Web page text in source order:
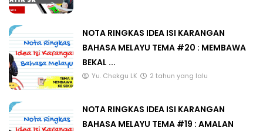
NOTA RINGKAS IDEA ISI KARANGAN
BAHASA MELAYU TEMA #20 : MEMBAWA
BEKAL ...
Yu. Chekgu LK 2 tahun yang lalu
NOTA RINGKAS IDEA ISI KARANGAN
BAHASA MELAYU TEMA #19 : AMALAN